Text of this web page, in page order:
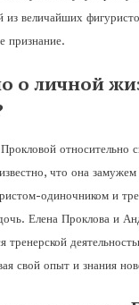
из величайших
признание.
о личной
относительно
что она
одиночником и
Елена Проклова и
тренерской
свой опыт и знания